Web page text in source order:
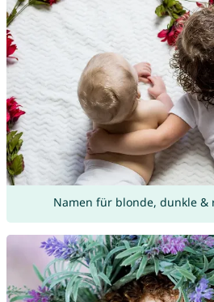
Namen für blonde, dunkle &